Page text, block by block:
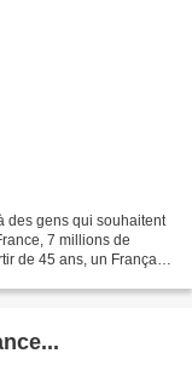
des gens qui souhaitent
7 millions de
de 45 ans, un Français